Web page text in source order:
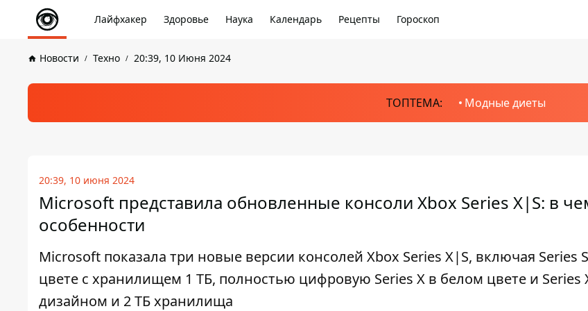
Лайфхакер Здоровье Наука Календарь Рецепты Гороскоп
Новости Техно 20:39, 10 Июня 2024
ТОПТЕМА: Модные диеты
20:39, 10 июня 2024
Microsoft представила обновленные консоли Xbox Series X|S: в
особенности
Microsoft показала три новые версии консолей Xbox Series X|S, включая Series
цвете с хранилищем 1 ТБ, полностью цифровую Series X в белом цвете и Series
дизайном и 2 ТБ хранилища